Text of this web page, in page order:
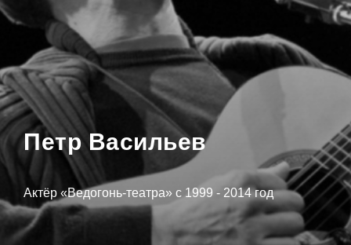
Петр Васильев
Актёр «Ведогонь-театра» с 1999 - 2014 год